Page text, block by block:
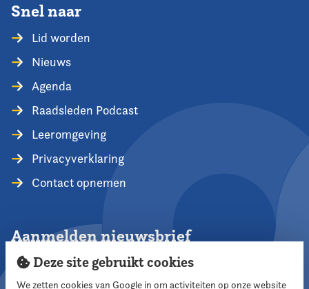
Snel naar
Lid worden
Nieuws
Agenda
Raadsleden Podcast
Leeromgeving
Privacyverklaring
Contact opnemen
Aanmelden nieuwsbrief
Deze site gebruikt cookies
We zetten cookies van Google in om activiteiten op onze website